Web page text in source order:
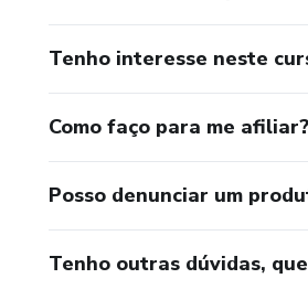
Tenho interesse neste
Como faço para me afiliar?
Posso denunciar um
Tenho outras dúvidas,